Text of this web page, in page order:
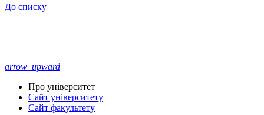
До списку
arrow_upward
Про університет
Сайт університету
Сайт факультету